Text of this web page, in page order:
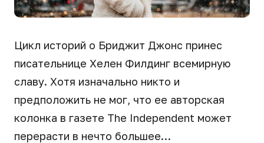
Цикл историй о Бриджит Джонс принес
писательнице Хелен Филдинг всемирную
славу. Хотя изначально никто и
предположить не мог, что ее авторская
колонка в газете The Independent может
перерасти в нечто большее…